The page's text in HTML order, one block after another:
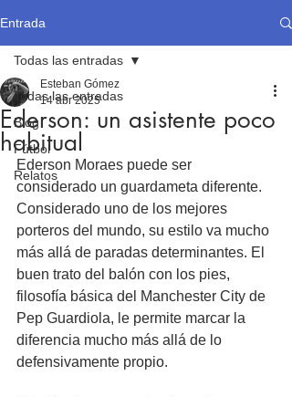
Entrada
Todas las entradas
Blog
Fútbol
Relatos
Todas las entradas
Ederson: un asistente poco
habitual
Esteban Gómez
14 abr 2025
Ederson Moraes puede ser
considerado un guardameta diferente.
Considerado uno de los mejores
porteros del mundo, su estilo va mucho
más allá de paradas determinantes. El
buen trato del balón con los pies,
filosofía básica del Manchester City de
Pep Guardiola, le permite marcar la
diferencia mucho más allá de lo
defensivamente propio.